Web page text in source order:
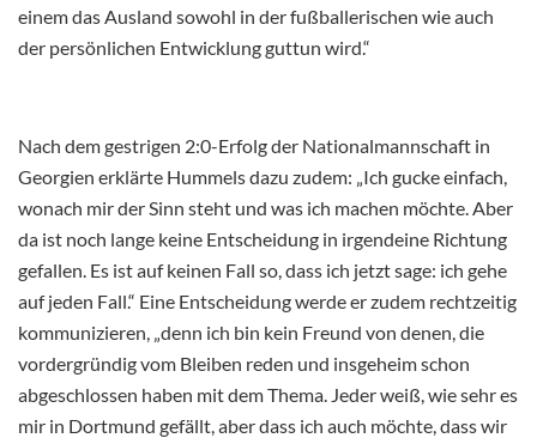
einem das Ausland sowohl in der fußballerischen wie auch
der persönlichen Entwicklung guttun wird.“
Nach dem gestrigen 2:0-Erfolg der Nationalmannschaft in
Georgien erklärte Hummels dazu zudem: „Ich gucke einfach,
wonach mir der Sinn steht und was ich machen möchte. Aber
da ist noch lange keine Entscheidung in irgendeine Richtung
gefallen. Es ist auf keinen Fall so, dass ich jetzt sage: ich gehe
auf jeden Fall.“ Eine Entscheidung werde er zudem rechtzeitig
kommunizieren, „denn ich bin kein Freund von denen, die
vordergründig vom Bleiben reden und insgeheim schon
abgeschlossen haben mit dem Thema. Jeder weiß, wie sehr es
mir in Dortmund gefällt, aber dass ich auch möchte, dass wir